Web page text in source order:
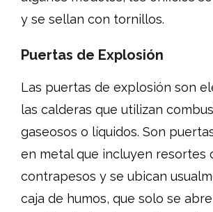
y se sellan con tornillos.
Puertas de Explosión
Las puertas de explosión son
las calderas que utilizan
gaseosos o líquidos. Son
en metal que incluyen resortes
contrapesos y se ubican
caja de humos, que solo se